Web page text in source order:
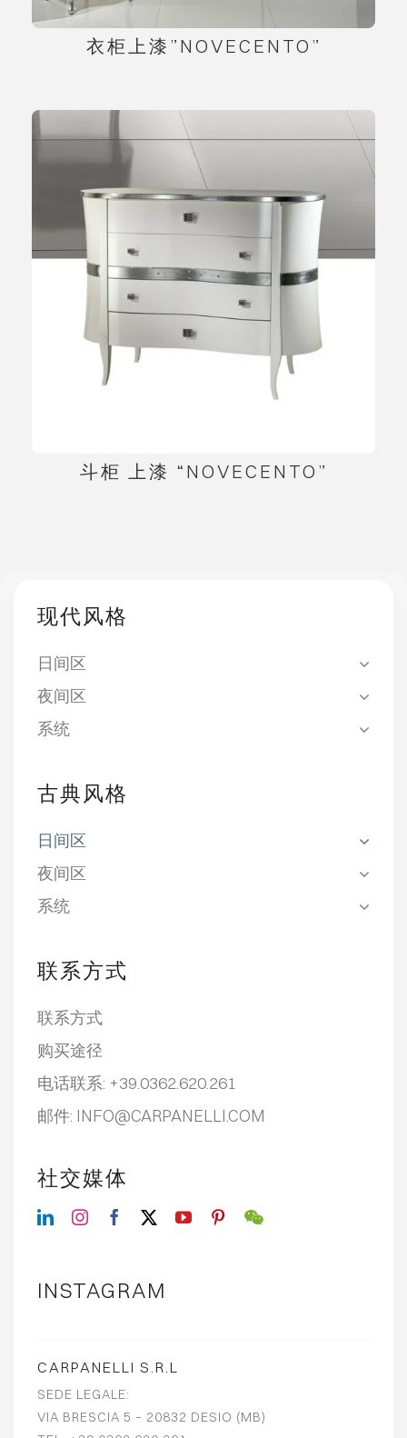
衣柜上漆”NOVECENTO”
斗柜 上漆 “NOVECENTO”
现代风格
日间区
夜间区
系统
古典风格
日间区
夜间区
系统
联系方式
联系方式
购买途径
电话联系: +39.0362.620.261
邮件: INFO@CARPANELLI.COM
社交媒体
INSTAGRAM
CARPANELLI S.R.L
SEDE LEGALE:
VIA BRESCIA 5 – 20832 DESIO (MB)